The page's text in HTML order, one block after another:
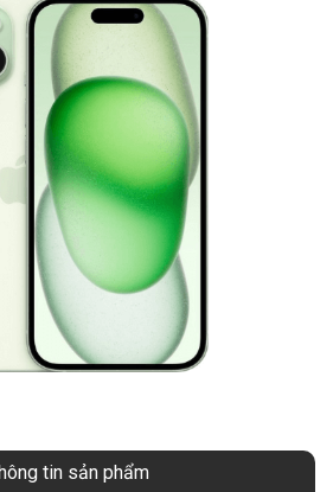
tin sản phẩm